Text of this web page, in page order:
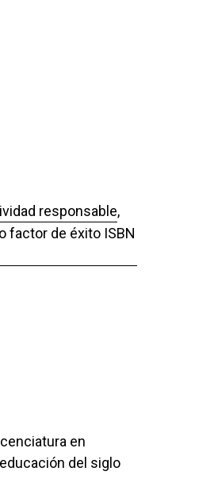
responsable,
factor de éxito ISBN
en
del siglo